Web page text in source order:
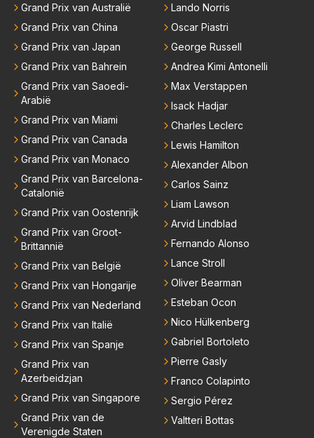
Grand Prix van Australië
Grand Prix van China
Grand Prix van Japan
Grand Prix van Bahrein
Grand Prix van Saoedi-
Arabië
Grand Prix van Miami
Grand Prix van Canada
Grand Prix van Monaco
Grand Prix van Barcelona-
Catalonië
Grand Prix van Oostenrijk
Grand Prix van Groot-
Brittannië
Grand Prix van België
Grand Prix van Hongarije
Grand Prix van Nederland
Grand Prix van Italië
Grand Prix van Spanje
Grand Prix van
Azerbeidzjan
Grand Prix van Singapore
Grand Prix van de
Verenigde Staten
Lando Norris
Oscar Piastri
George Russell
Andrea Kimi Antonelli
Max Verstappen
Isack Hadjar
Charles Leclerc
Lewis Hamilton
Alexander Albon
Carlos Sainz
Liam Lawson
Arvid Lindblad
Fernando Alonso
Lance Stroll
Oliver Bearman
Esteban Ocon
Nico Hülkenberg
Gabriel Bortoleto
Pierre Gasly
Franco Colapinto
Sergio Pérez
Valtteri Bottas